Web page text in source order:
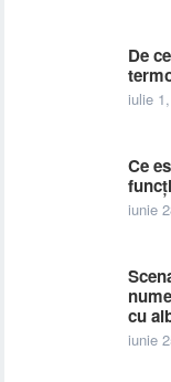
De
iulie
Ce
iunie
cu
iunie